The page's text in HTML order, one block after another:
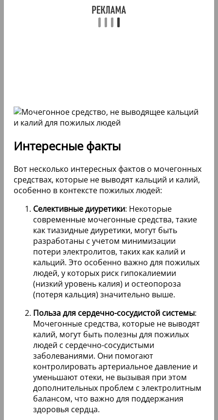
Интересные факты
Вот несколько интересных фактов о мочегонных
средствах, которые не выводят кальций и калий,
особенно в контексте пожилых людей:
Селективные диуретики: Некоторые
современные мочегонные средства, такие
как тиазидные диуретики, могут быть
разработаны с учетом минимизации
потери электролитов, таких как калий и
кальций. Это особенно важно для пожилых
людей, у которых риск гипокалиемии
(низкий уровень калия) и остеопороза
(потеря кальция) значительно выше.
Польза для сердечно-сосудистой системы:
Мочегонные средства, которые не выводят
калий, могут быть полезны для пожилых
людей с сердечно-сосудистыми
заболеваниями. Они помогают
контролировать артериальное давление и
уменьшают отеки, не вызывая при этом
дополнительных проблем с электролитным
балансом, что важно для поддержания
здоровья сердца.